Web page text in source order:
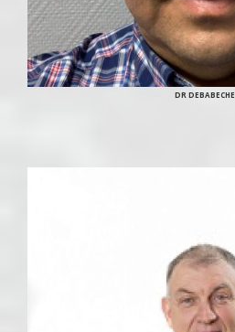
DR DEBABECHE